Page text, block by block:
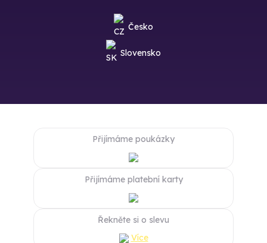
Česko
Slovensko
Přijímáme poukázky
Přijímáme platební karty
Řekněte si o slevu
Více